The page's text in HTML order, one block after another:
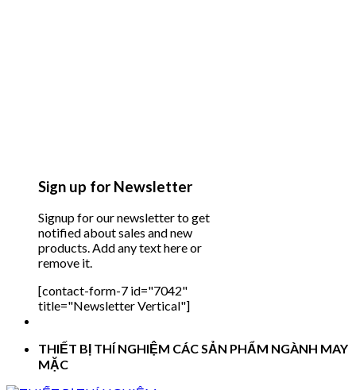
Sign up for Newsletter
Signup for our newsletter to get
notified about sales and new
products. Add any text here or
remove it.
[contact-form-7 id="7042"
title="Newsletter Vertical"]
THIẾT BỊ THÍ NGHIỆM CÁC SẢN PHẨM NGÀNH MAY
MẶC